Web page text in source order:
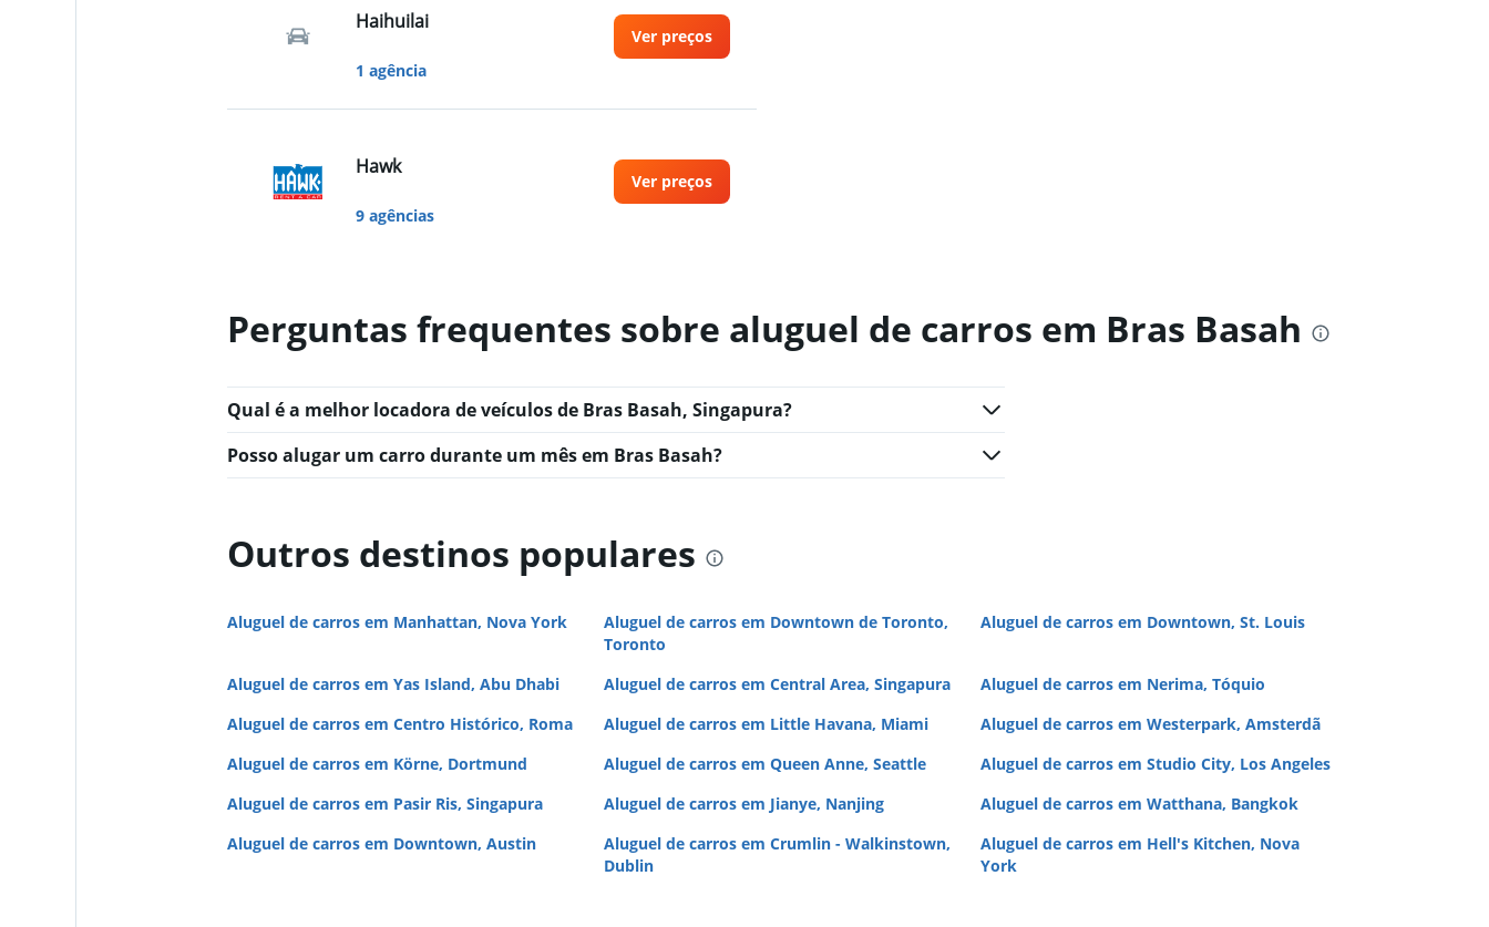
Haihuilai
1 agência
Ver preços
Hawk
9 agências
Ver preços
Perguntas frequentes sobre aluguel de carros em Bras Basah
Qual é a melhor locadora de veículos de Bras Basah, Singapura?
Posso alugar um carro durante um mês em Bras Basah?
Outros destinos populares
Aluguel de carros em Manhattan, Nova York
Aluguel de carros em Downtown de Toronto,
Toronto
Aluguel de carros em Downtown, St. Louis
Aluguel de carros em Yas Island, Abu Dhabi Aluguel de carros em Central Area, Singapura
Aluguel de carros em Nerima, Tóquio
Aluguel de carros em Centro Histórico, Roma
Aluguel de carros em Little Havana, Miami
Aluguel de carros em Westerpark, Amsterdã
Aluguel de carros em Körne, Dortmund
Aluguel de carros em Queen Anne, Seattle
Aluguel de carros em Studio City, Los Angeles
Aluguel de carros em Pasir Ris, Singapura
Aluguel de carros em Jianye, Nanjing
Aluguel de carros em Watthana, Bangkok
Aluguel de carros em Downtown, Austin
Aluguel de carros em Crumlin - Walkinstown,
Dublin
Aluguel de carros em Hell's Kitchen, Nova
York